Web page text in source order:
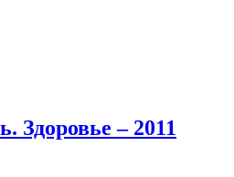
Здоровье – 2011